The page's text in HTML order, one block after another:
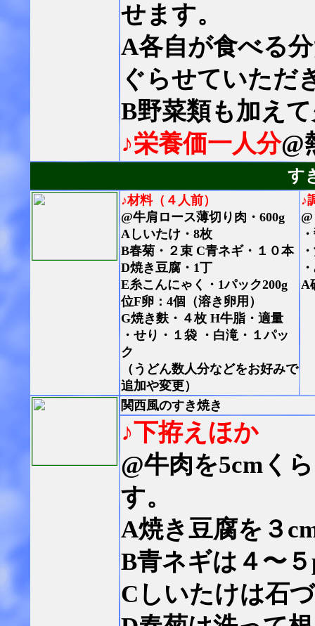
せます。
A各自が食べる
ぐらせていただ
B野菜類も加え
♪栄養価一人分@
す
♪材料（４人前）
@牛肩ロース薄切り肉・600g
Aしいたけ・8枚
B春菊・２束 C青ネギ・１０本
D焼き豆腐・1丁
E糸こんにゃく・1パック200g
位F卵：4個（溶き卵用）
G焼き麩・４枚 H牛脂・適量
・せり・１袋 ・白滝・１パッ
ク
（うどん数人分などをお好みで
追加や変更）
♪
A
関西風のすき焼き
♪下拵えほか
@牛肉を5cmく
す。
A焼き豆腐を３
B青ネギは４〜
Cしいたけは石